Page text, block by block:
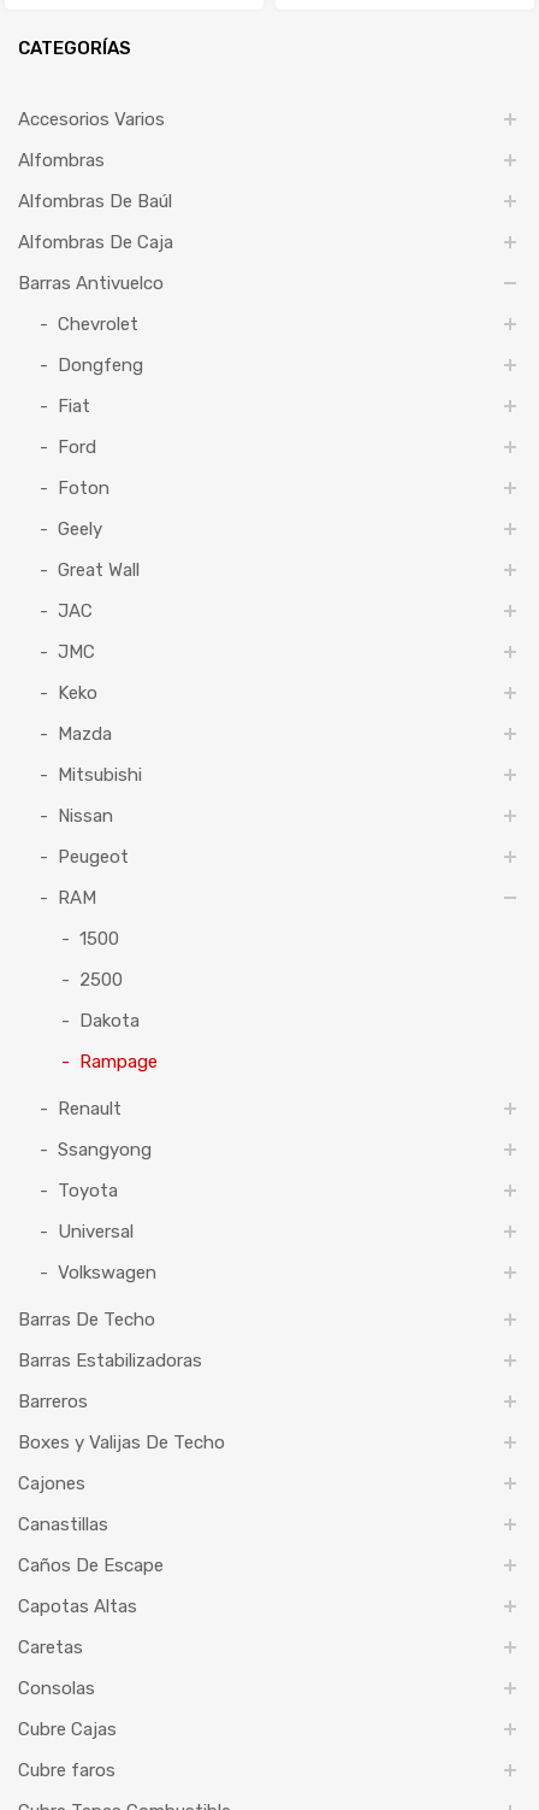
CATEGORÍAS
Accesorios Varios
Alfombras
Alfombras De Baúl
Alfombras De Caja
Barras Antivuelco
Chevrolet
Dongfeng
Fiat
Ford
Foton
Geely
Great Wall
JAC
JMC
Keko
Mazda
Mitsubishi
Nissan
Peugeot
RAM
1500
2500
Dakota
Rampage
Renault
Ssangyong
Toyota
Universal
Volkswagen
Barras De Techo
Barras Estabilizadoras
Barreros
Boxes y Valijas De Techo
Cajones
Canastillas
Caños De Escape
Capotas Altas
Caretas
Consolas
Cubre Cajas
Cubre faros